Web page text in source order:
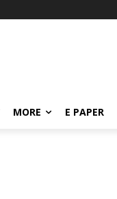
MORE E PAPER